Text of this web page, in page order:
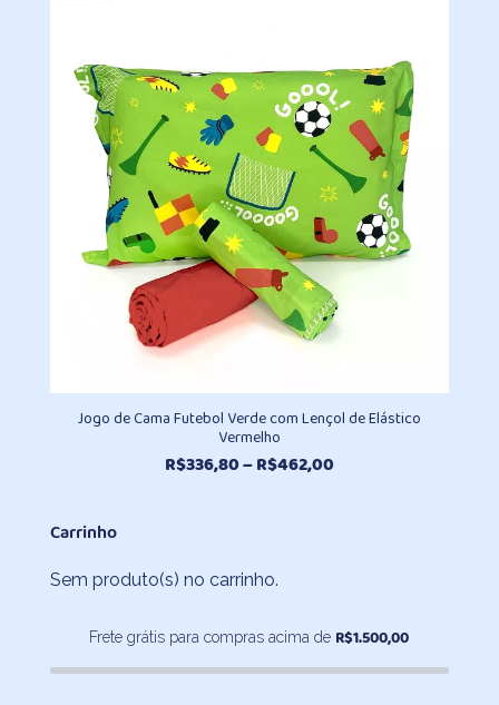
R$462,00
Jogo de Cama Futebol Verde com Lençol de Elástico
Vermelho
R$336,80–R$462,00Faixa
Carrinho
Sem produto(s) no carrinho.
Frete grátis para compras acima de R$1.500,00